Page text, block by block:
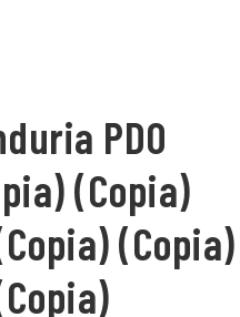
PDO
(Copia)
(Copia)